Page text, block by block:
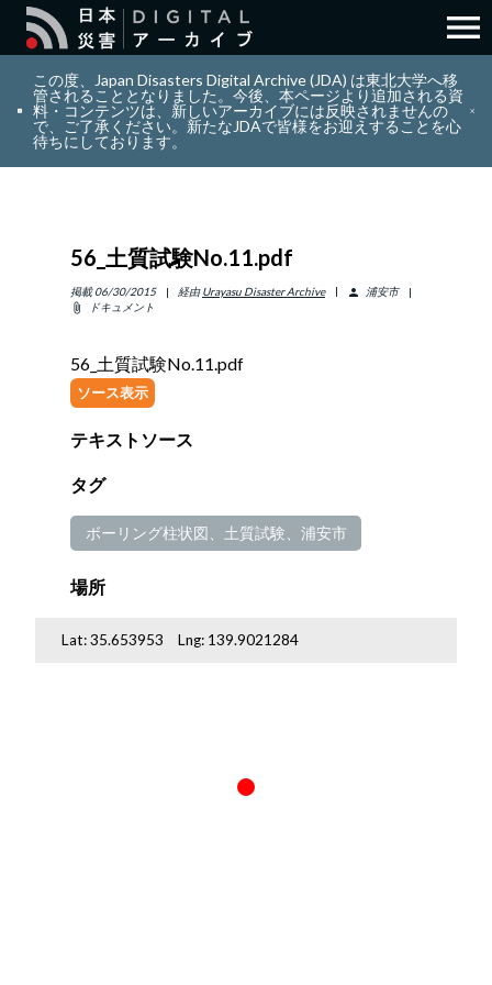
search 検索
layers コレクション
info_outline リソース
ENGLISH
menu
この度、Japan Disasters Digital Archive (JDA) は東北大学へ移
管されることとなりました。今後、本ページより追加される資
料・コンテンツは、新しいアーカイブには反映されませんの
で、ご了承ください。新たなJDAで皆様をお迎えすることを心
待ちにしております。
56_土質試験No.11.pdf
掲載 06/30/2015 経由 Urayasu Disaster Archive person
浦安市
attach_file
ドキュメント
56_土質試験No.11.pdf
ソース表示
テキストソース
タグ
ボーリング柱状図、土質試験、浦安市
場所
Lat:35.653953 Lng: 139.9021284